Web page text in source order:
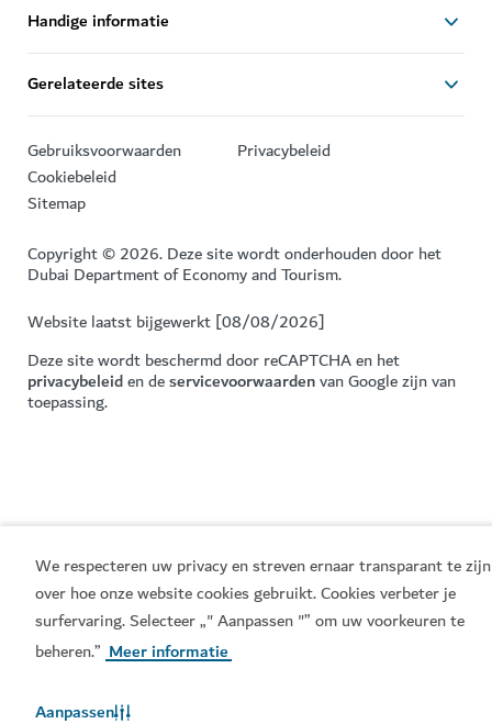
We respecteren uw privacy en streven ernaar transparant te zijn
over hoe onze website cookies gebruikt. Cookies verbeter je
surfervaring. Selecteer „" Aanpassen "” om uw voorkeuren te
beheren.” Meer informatie
Aanpassen
Handige informatie
Gerelateerde sites
Gebruiksvoorwaarden
Privacybeleid
Cookiebeleid
Sitemap
Copyright © 2026. Deze site wordt onderhouden door het
Dubai Department of Economy and Tourism.
Website laatst bijgewerkt [08/08/2026]
Deze site wordt beschermd door reCAPTCHA en het
privacybeleiden deservicevoorwaardenvan Google zijn van
toepassing.